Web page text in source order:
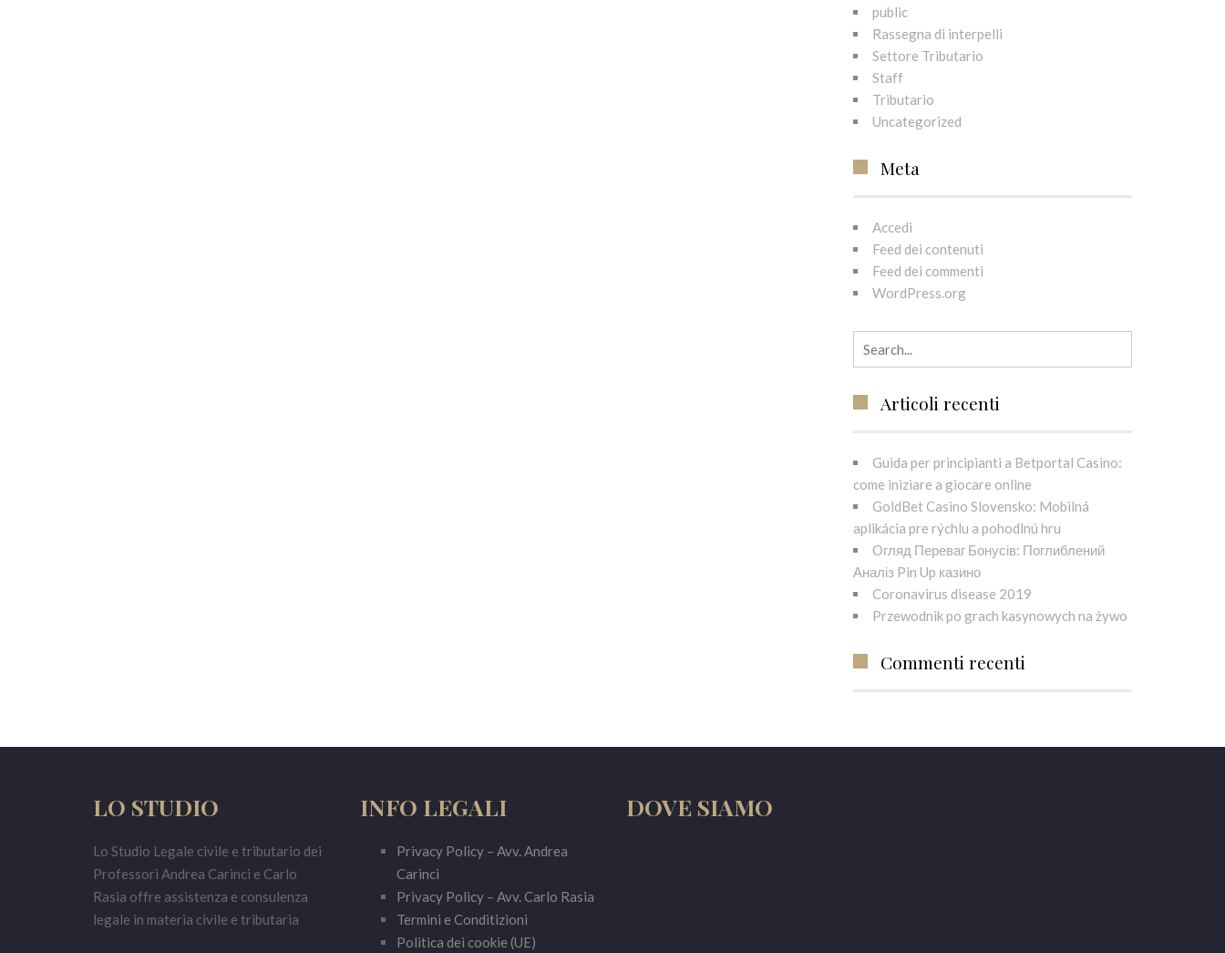
public
Rassegna di interpelli
Settore Tributario
Staff
Tributario
Uncategorized
Meta
Accedi
Feed dei contenuti
Feed dei commenti
WordPress.org
Search for:
Articoli recenti
Guida per principianti a Betportal Casino:
come iniziare a giocare online
GoldBet Casino Slovensko: Mobilná
aplikácia pre rýchlu a pohodlnú hru
Огляд Переваг Бонусів: Поглиблений
Аналіз Pin Up казино
Coronavirus disease 2019
Przewodnik po grach kasynowych na żywo
Commenti recenti
LO STUDIO
Lo Studio Legale civile e tributario dei
Professori Andrea Carinci e Carlo
Rasia offre assistenza e consulenza
legale in materia civile e tributaria
INFO LEGALI
Privacy Policy – Avv. Andrea
Carinci
Privacy Policy – Avv. Carlo Rasia
Termini e Conditizioni
Politica dei cookie (UE)
DOVE SIAMO